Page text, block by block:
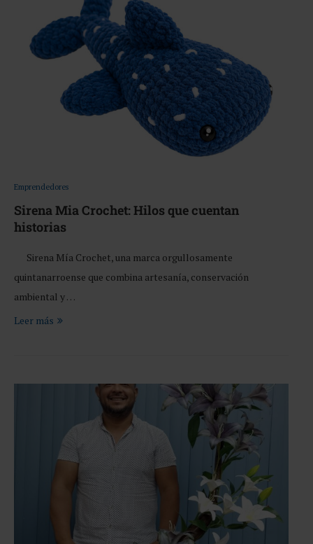
Emprendedores
Sirena Mia Crochet: Hilos que cuentan
historias
Sirena Mía Crochet, una marca orgullosamente
quintanarroense que combina artesanía, conservación
ambiental y …
Leer más